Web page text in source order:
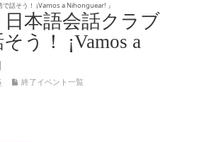
話そう！ ¡Vamos a Nihonguear! 』
本語会話クラブ
う！ ¡Vamos a
終了イベント一覧